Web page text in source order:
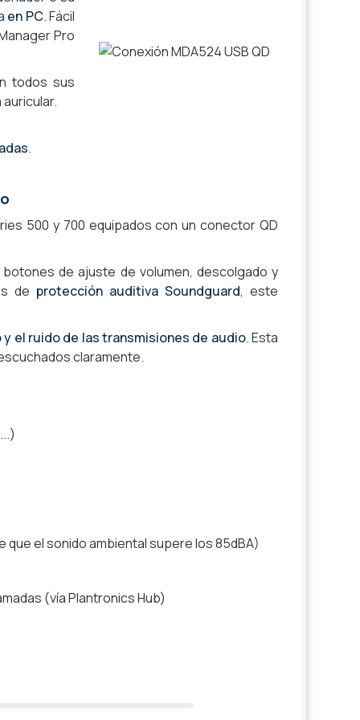
en PC. Fácil
Pro
todos sus
.
500 y 700 equipados con un conector QD
de ajuste de volumen, descolgado y
de protección auditiva Soundguard, este
el ruido de las transmisiones de audio. Esta
claramente.
que el sonido ambiental supere los 85dBA)
(vía Plantronics Hub)